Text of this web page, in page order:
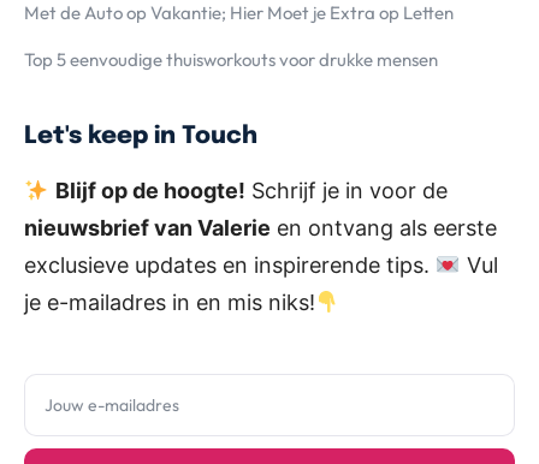
Met de Auto op Vakantie; Hier Moet je Extra op Letten
Top 5 eenvoudige thuisworkouts voor drukke mensen
Let's keep in Touch
Blijf op de hoogte! Schrijf je in voor de
nieuwsbrief van Valerie en ontvang als eerste
exclusieve updates en inspirerende tips.
Vul
je e-mailadres in en mis niks!